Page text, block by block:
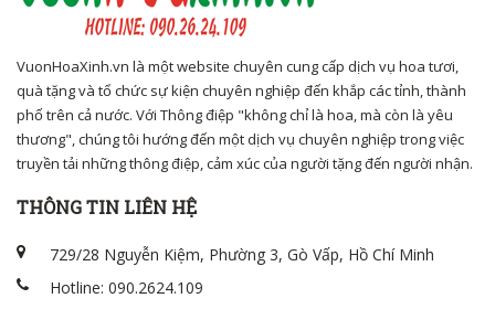
VuonHoaXinh.vn là một website chuyên cung cấp dịch vụ hoa tươi,
quà tặng và tổ chức sự kiện chuyên nghiệp đến khắp các tỉnh, thành
phố trên cả nước. Với Thông điệp "không chỉ là hoa, mà còn là yêu
thương", chúng tôi hướng đến một dịch vụ chuyên nghiệp trong việc
truyền tải những thông điệp, cảm xúc của người tặng đến người nhận.
THÔNG TIN LIÊN HỆ
729/28 Nguyễn Kiệm, Phường 3, Gò Vấp, Hồ Chí Minh
Hotline: 090.2624.109